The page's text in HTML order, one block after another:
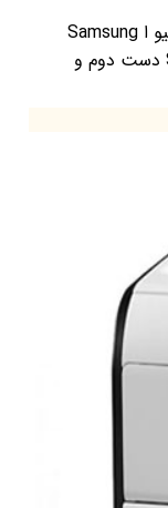
پرینتر سامسونگ اس سي ايکس - 3205 دبليو ا Samsung
SCX-3205W Multifunction Laser Printer دست دوم و